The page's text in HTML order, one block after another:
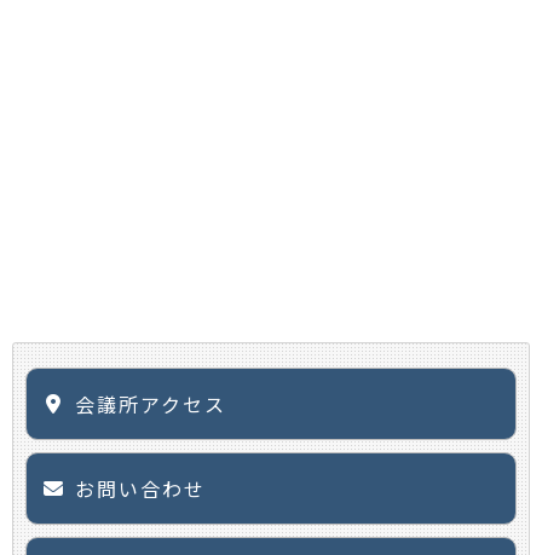
会議所アクセス
お問い合わせ